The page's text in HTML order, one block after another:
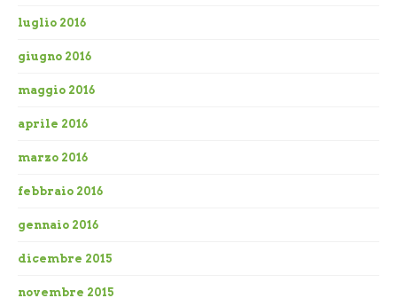
luglio 2016
giugno 2016
maggio 2016
aprile 2016
marzo 2016
febbraio 2016
gennaio 2016
dicembre 2015
novembre 2015